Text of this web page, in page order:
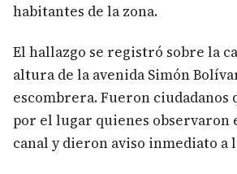
habitantes de la zona.
El hallazgo se registró sobre la
altura de la avenida Simón
escombrera. Fueron ciudadanos
por el lugar quienes observaron
canal y dieron aviso inmediato a